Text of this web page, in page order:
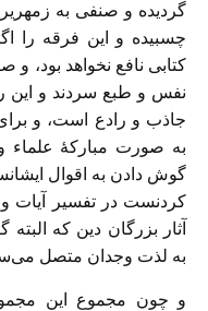
گردیده و صنفی به
چسبیده و این فرقه را
کتابی نافع نخواهد بود،
نفس و طبع سردند و این
جاذب و رادع است، و
به صورت مبارکهٔ علماء
گوش دادن به اقوال
کردنست در تفسیر آیات و
آثار بزرگان دین که
به لذت وجدان متصل
و چون مجموع این